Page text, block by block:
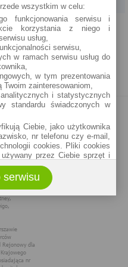
REGULAMIN
ZASADY PLASOWANIA
wszystkim w celu:
funkcjonowania serwisu i
korzystania z niego i
usług,
serwisu,
w ramach serwisu usług do
w tym prezentowania
zainteresowaniom,
i statystycznych
standardu świadczonych w
Ciebie, jako użytkownika
nr telefonu czy e-mail,
cookies. Pliki cookies
przez Ciebie sprzęt i
cookies możliwy jest do
każdego użytkownika. Bez
w plikach cookies mogą
w technologii cookies jest
Rankomat Sp. z o. o. Sp.
88, 01 - 141 Warszawa.
czasie skontaktować się z
jak również wyrazić
serwisu